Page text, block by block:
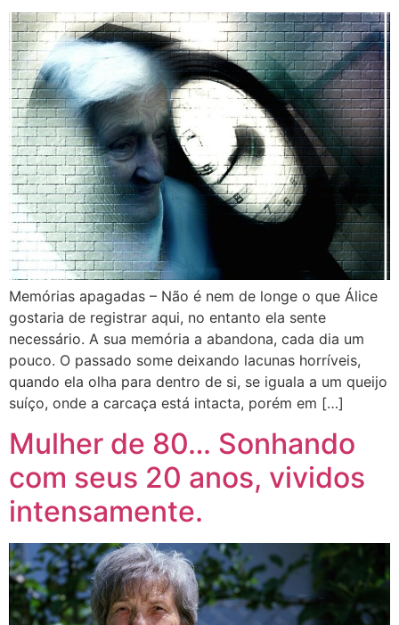
Memórias apagadas – Não é nem de longe o que Álice
gostaria de registrar aqui, no entanto ela sente
necessário. A sua memória a abandona, cada dia um
pouco. O passado some deixando lacunas horríveis,
quando ela olha para dentro de si, se iguala a um queijo
suíço, onde a carcaça está intacta, porém em […]
Mulher de 80… Sonhando
com seus 20 anos, vividos
intensamente.